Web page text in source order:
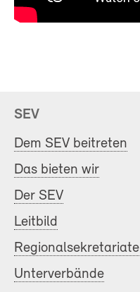
SEV
Dem SEV beitreten
Das bieten wir
Der SEV
Leitbild
Regionalsekretariate
Unterverbände